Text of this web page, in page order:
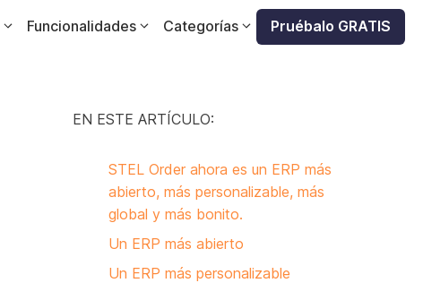
Funcionalidades Categorías Pruébalo GRATIS
EN ESTE ARTÍCULO:
STEL Order ahora es un ERP más
abierto, más personalizable, más
global y más bonito.
Un ERP más abierto
Un ERP más personalizable